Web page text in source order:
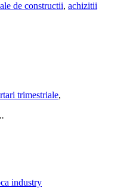
de constructii, achizitii
trimestriale,
industry